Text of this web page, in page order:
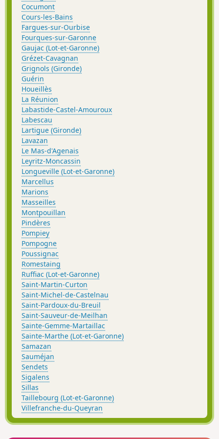
Cocumont
Cours-les-Bains
Fargues-sur-Ourbise
Fourques-sur-Garonne
Gaujac (Lot-et-Garonne)
Grézet-Cavagnan
Grignols (Gironde)
Guérin
Houeillès
La Réunion
Labastide-Castel-Amouroux
Labescau
Lartigue (Gironde)
Lavazan
Le Mas-d'Agenais
Leyritz-Moncassin
Longueville (Lot-et-Garonne)
Marcellus
Marions
Masseilles
Montpouillan
Pindères
Pompiey
Pompogne
Poussignac
Romestaing
Ruffiac (Lot-et-Garonne)
Saint-Martin-Curton
Saint-Michel-de-Castelnau
Saint-Pardoux-du-Breuil
Saint-Sauveur-de-Meilhan
Sainte-Gemme-Martaillac
Sainte-Marthe (Lot-et-Garonne)
Samazan
Sauméjan
Sendets
Sigalens
Sillas
Taillebourg (Lot-et-Garonne)
Villefranche-du-Queyran